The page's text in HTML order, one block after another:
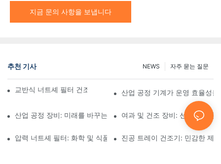
지금 문의 사항을 보냅니다
추천 기사 자주 묻는 질문
NEWS
교반식 너트셰 필터 건조기와 기타 건조 방법 비교산업 공정 기계가 운영 효율성
산업 공정 장비: 미래를 바꾸는 혁신여과 및 건조 장비: 선택 및 사용
압력 너트셰 필터: 화학 및 식품 산업 분야에서의 응용
진공 트레이 건조기: 민감한 제